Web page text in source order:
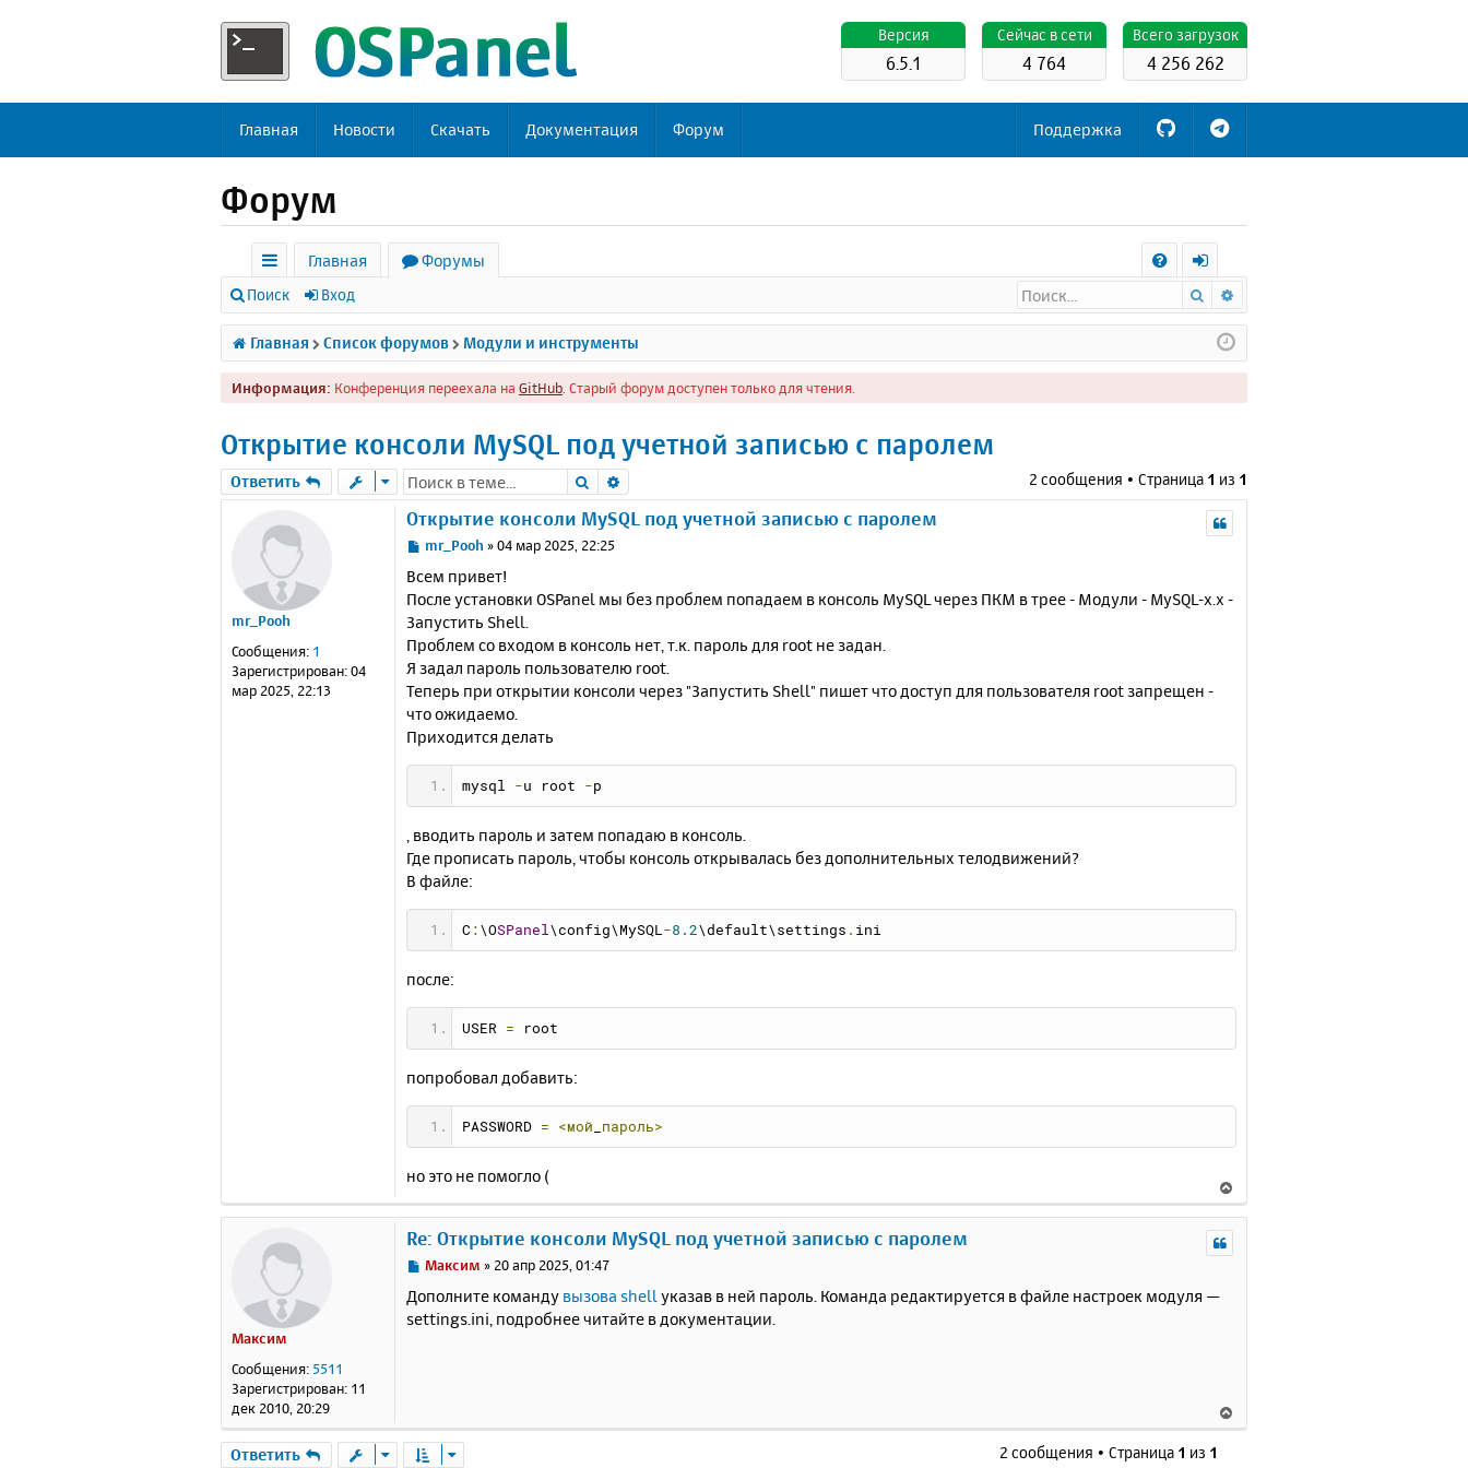
Всего загрузок
4 256 262
Cейчас в сети
4 764
Версия
6.5.1
Главная Новости Скачать Документация Форум Поддержка
Форум
с
ы
л
к
Главная
Форумы
Q
х
о
д
Поиск Вход Поиск
Главная Список форумов Модули и инструменты
Информация: Конференция переехала на GitHub . Старый форум доступен только для чтения.
Открытие консоли MySQL под учетной записью с паролем
Ответить Поиск 2 сообщения • Страница 1 из 1
mr_Pooh
Сообщения: 1
Зарегистрирован:04
мар 2025, 22:13
Открытие консоли MySQL под учетной записью с паролем
С
о
б
щ
е
н
е
mr_Pooh »04 мар 2025, 22:25
Всем привет!
После установки OSPanel мы без проблем попадаем в консоль MySQL через ПКМ в трее - Модули - MySQL-x.x -
Запустить Shell.
Проблем со входом в консоль нет, т.к. пароль для root не задан.
Я задал пароль пользователю root.
Теперь при открытии консоли через "Запустить Shell" пишет что доступ для пользователя root запрещен -
что ожидаемо.
Приходится делать
mysql -u root -p
, вводить пароль и затем попадаю в консоль.
Где прописать пароль, чтобы консоль открывалась без дополнительных телодвижений?
В файле:
C : \OSPanel \config\MySQL -8.2\default\settings . ini
после:
USER = root
попробовал добавить:
PASSWORD = <мой пароль>
но это не помогло (
е
ч
Максим
Сообщения: 5511
Зарегистрирован: 11
дек 2010, 20:29
Re: Открытие консоли MySQL под учетной записью с паролем
С
о
б
Максим » 20 апр 2025, 01:47
Дополните команду вызова shellуказав в ней пароль. Команда редактируется в файле настроек модуля —
settings.ini, подробнее читайте в документации.
е
Ответить 2 сообщения • Страница 1 из 1